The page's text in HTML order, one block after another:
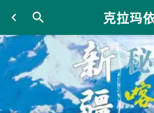
克拉玛